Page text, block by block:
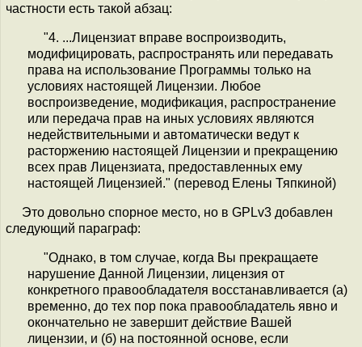
частности есть такой абзац:
"4. ...Лицензиат вправе воспроизводить,
модифицировать, распространять или передавать
права на использование Программы только на
условиях настоящей Лицензии. Любое
воспроизведение, модификация, распространение
или передача прав на иных условиях являются
недействительными и автоматически ведут к
расторжению настоящей Лицензии и прекращению
всех прав Лицензиата, предоставленных ему
настоящей Лицензией." (перевод Елены Тяпкиной)
Это довольно спорное место, но в GPLv3 добавлен
следующий параграф:
"Однако, в том случае, когда Вы прекращаете
нарушение Данной Лицензии, лицензия от
конкретного правообладателя восстанавливается (а)
временно, до тех пор пока правообладатель явно и
окончательно не завершит действие Вашей
лицензии, и (б) на постоянной основе, если